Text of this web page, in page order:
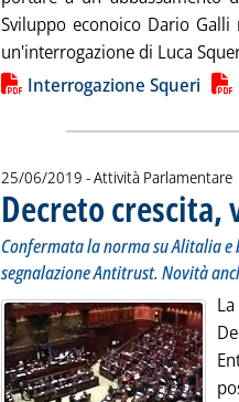
Sviluppo econoico Dario
un'interrogazione di Luca
Lista allegati PDF alla
Interrogazione Squeri
25/06/2019 - Attività Parlamentare
Decreto crescita,
Confermata la norma su Alitalia e
segnalazione Antitrust. Novità